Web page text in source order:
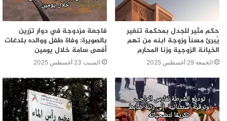
حكم مثير للجدل بمحكمة تنغير
يُبرئ مسناً وزوجة ابنه من تهم
الخيانة الزوجية وزنا المحارم
الجمعة 29 أغسطس 2025
فاجعة مزدوجة في دوار تزرين
بالصويرة: وفاة طفل ووالده بلدغات
أفعى سامة خلال يومين
السبت 23 أغسطس 2025